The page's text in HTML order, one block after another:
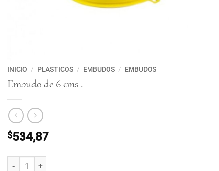
INICIO / PLASTICOS / EMBUDOS / EMBUDOS
Embudo de 6 cms .
$534,87